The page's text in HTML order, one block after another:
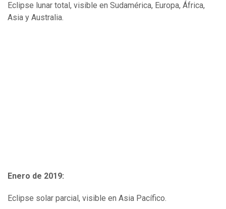
Eclipse lunar total, visible en Sudamérica, Europa, África,
Asia y Australia.
Enero de 2019:
Eclipse solar parcial, visible en Asia Pacífico.